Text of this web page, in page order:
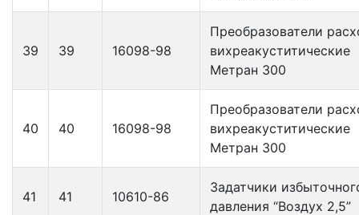
39 39 16098-98
Преобразователи
вихреакуститические
Метран 300
40 40 16098-98
Преобразователи
вихреакуститические
Метран 300
41 41 10610-86
Задатчики
давления “Воздух 2,5”